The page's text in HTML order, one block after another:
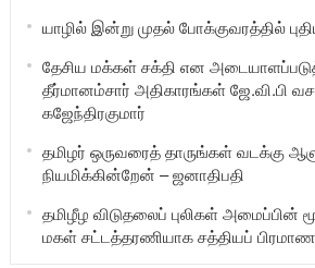
யாழில் இன்று முதல் போக்குவரத்தில்
தேசிய மக்கள் சக்தி என
தீர்மானம்சார் அதிகாரங்கள் ஜே.வி.பி
கஜேந்திரகுமார்
தமிழர் ஒருவரைத் தாருங்கள் வடக்கு
நியமிக்கின்றேன் – ஜனாதிபதி
தமிழீழ விடுதலைப் புலிகள் அமைப்பின்
மகள் சட்டத்தரணியாக சத்தியப்